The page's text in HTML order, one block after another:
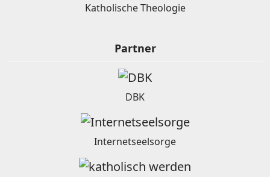
Katholische Theologie
Partner
DBK
Internetseelsorge